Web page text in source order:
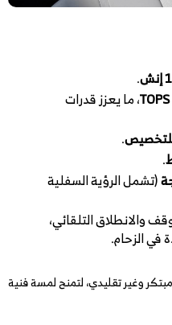
.
، ما يعزز قدرات
.
.
(تشمل الرؤية السفلية
والانطلاق التلقائي،
في الزحام.
وغير تقليدي، لتمنح لمسة فنية